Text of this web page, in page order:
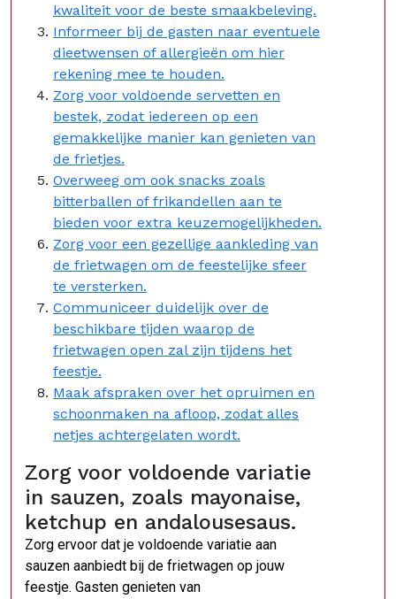
kwaliteit voor de beste smaakbeleving.
Informeer bij de gasten naar eventuele
dieetwensen of allergieën om hier
rekening mee te houden.
Zorg voor voldoende servetten en
bestek, zodat iedereen op een
gemakkelijke manier kan genieten van
de frietjes.
Overweeg om ook snacks zoals
bitterballen of frikandellen aan te
bieden voor extra keuzemogelijkheden.
Zorg voor een gezellige aankleding van
de frietwagen om de feestelijke sfeer
te versterken.
Communiceer duidelijk over de
beschikbare tijden waarop de
frietwagen open zal zijn tijdens het
feestje.
Maak afspraken over het opruimen en
schoonmaken na afloop, zodat alles
netjes achtergelaten wordt.
Zorg voor voldoende variatie
in sauzen, zoals mayonaise,
ketchup en andalousesaus.
Zorg ervoor dat je voldoende variatie aan
sauzen aanbiedt bij de frietwagen op jouw
feestje. Gasten genieten van